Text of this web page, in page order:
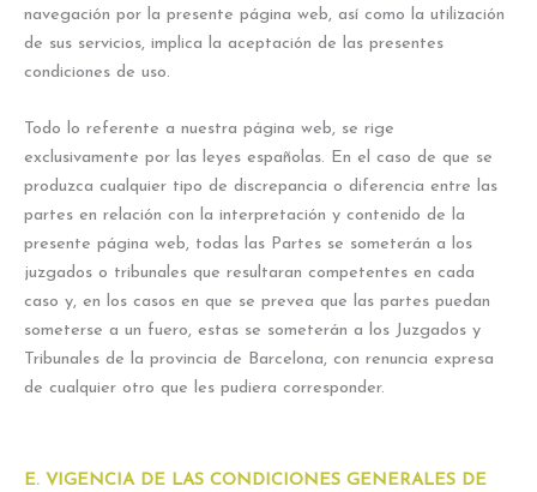
navegación por la presente página web, así como la utilización
de sus servicios, implica la aceptación de las presentes
condiciones de uso.
Todo lo referente a nuestra página web, se rige
exclusivamente por las leyes españolas. En el caso de que se
produzca cualquier tipo de discrepancia o diferencia entre las
partes en relación con la interpretación y contenido de la
presente página web, todas las Partes se someterán a los
juzgados o tribunales que resultaran competentes en cada
caso y, en los casos en que se prevea que las partes puedan
someterse a un fuero, estas se someterán a los Juzgados y
Tribunales de la provincia de Barcelona, con renuncia expresa
de cualquier otro que les pudiera corresponder.
E. VIGENCIA DE LAS CONDICIONES GENERALES DE